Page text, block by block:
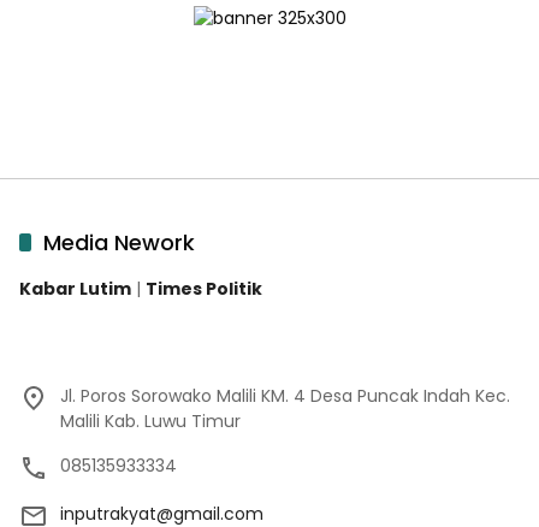
Media Nework
Kabar Lutim | Times Politik
Jl. Poros Sorowako Malili KM. 4 Desa Puncak Indah Kec.
Malili Kab. Luwu Timur
085135933334
inputrakyat@gmail.com